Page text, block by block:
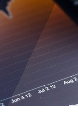
員)
心得分享
選擇權園地